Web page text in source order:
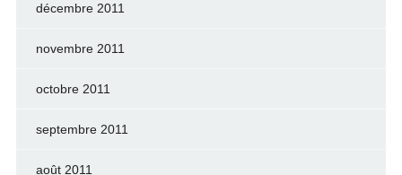
décembre 2011
novembre 2011
octobre 2011
septembre 2011
août 2011